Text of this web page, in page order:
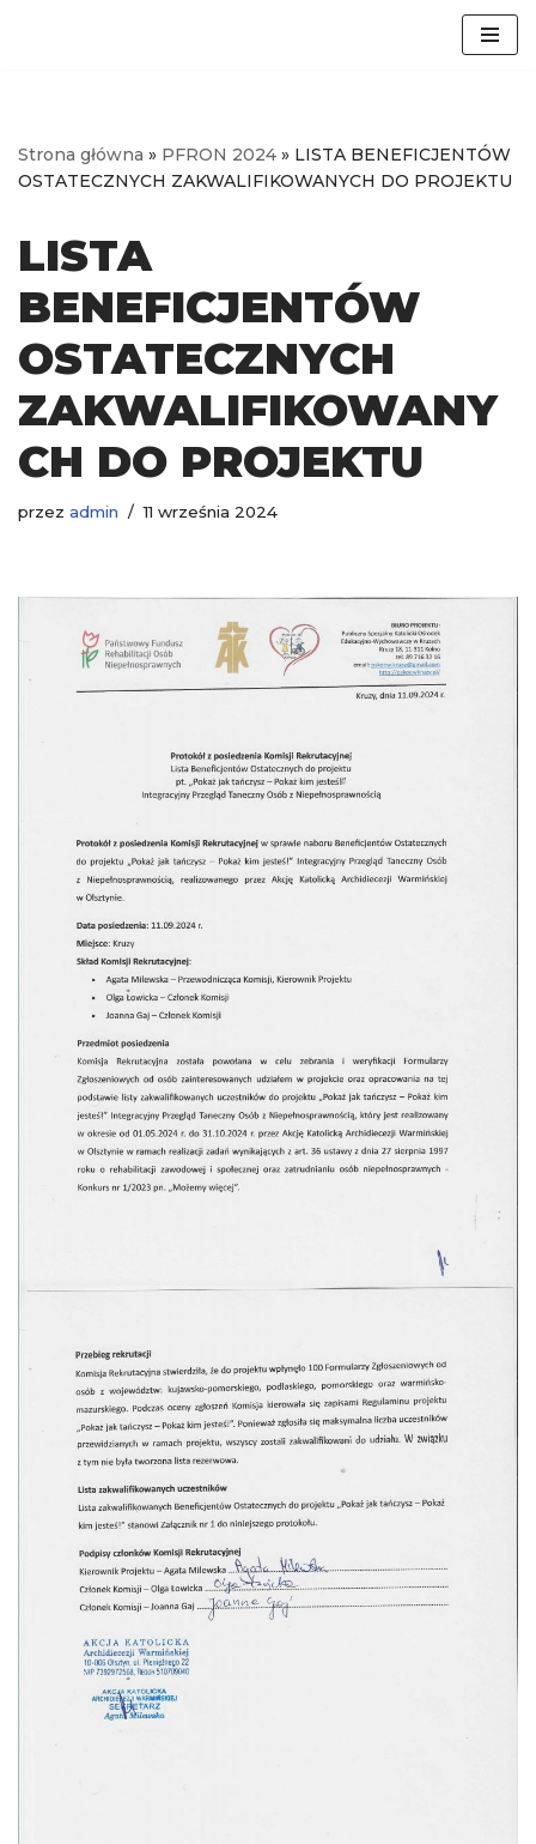
Strona główna » PFRON 2024 » LISTA BENEFICJENTÓW
OSTATECZNYCH ZAKWALIFIKOWANYCH DO PROJEKTU
LISTA
BENEFICJENTÓW
OSTATECZNYCH
ZAKWALIFIKOWANY
CH DO PROJEKTU
przez admin 11 września 2024